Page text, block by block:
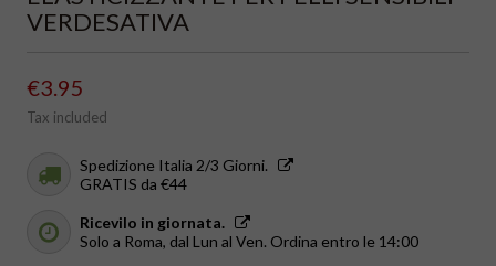
VERDESATIVA
€3.95
Tax included
Spedizione Italia 2/3 Giorni.
GRATIS da €44
Ricevilo in giornata.
Solo a Roma, dal Lun al Ven. Ordina entro le 14:00